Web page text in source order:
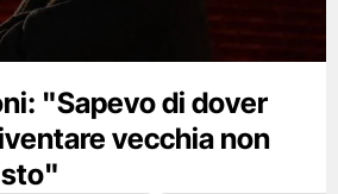
"Sapevo di dover
vecchia non